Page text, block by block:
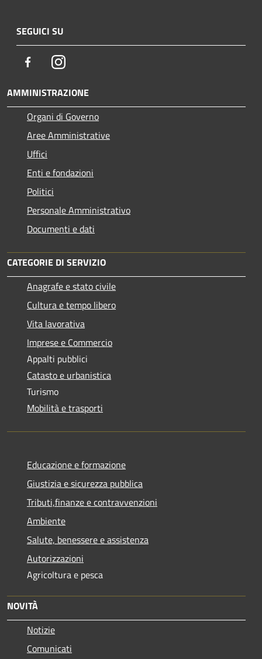
SEGUICI SU
FacebookInstagram
AMMINISTRAZIONE
Organi di Governo
Aree Amministrative
Uffici
Enti e fondazioni
Politici
Personale Amministrativo
Documenti e dati
CATEGORIE DI SERVIZIO
Anagrafe e stato civile
Cultura e tempo libero
Vita lavorativa
Imprese e Commercio
Appalti pubblici
Catasto e urbanistica
Turismo
Mobilità e trasporti
Educazione e formazione
Giustizia e sicurezza pubblica
Tributi,finanze e contravvenzioni
Ambiente
Salute, benessere e assistenza
Autorizzazioni
Agricoltura e pesca
NOVITÀ
Notizie
Comunicati